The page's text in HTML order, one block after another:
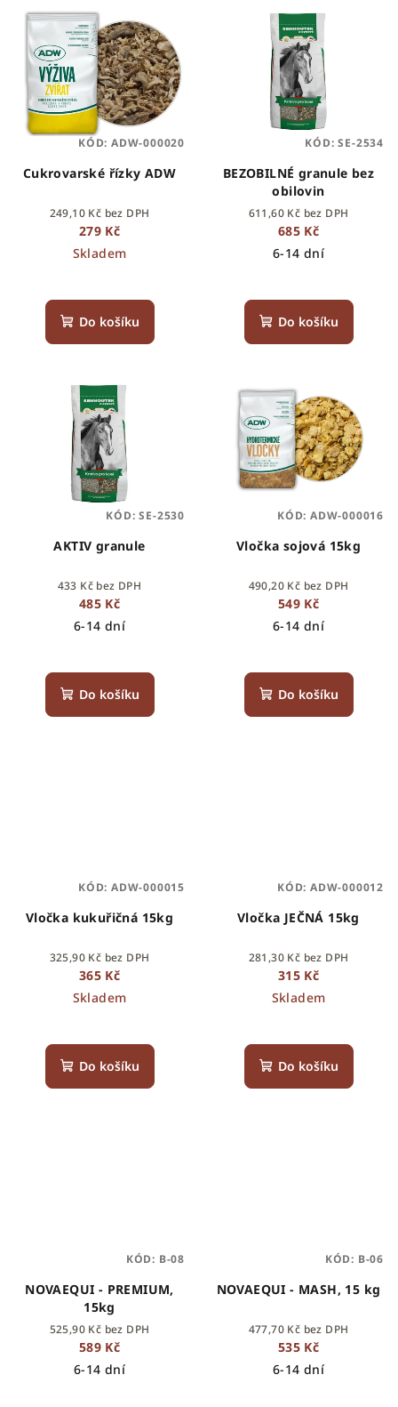
Cukrovarské řízky ADW
249,10 Kč bez DPH
279 Kč
Skladem
Do košíku
KÓD: ADW-000020
BEZOBILNÉ granule bez
obilovin
611,60 Kč bez DPH
685 Kč
6-14 dní
Do košíku
KÓD:SE-2534
AKTIV granule
433 Kč bez DPH
485 Kč
6-14 dní
Do košíku
KÓD:SE-2530
Vločka sojová 15kg
490,20 Kč bez DPH
549 Kč
6-14 dní
Do košíku
KÓD: ADW-000016
Vločka kukuřičná 15kg
325,90 Kč bez DPH
365 Kč
Skladem
Do košíku
KÓD: ADW-000015
Vločka JEČNÁ 15kg
281,30 Kč bez DPH
315 Kč
Skladem
Do košíku
KÓD: ADW-000012
NOVAEQUI - PREMIUM,
15kg
525,90 Kč bez DPH
589 Kč
6-14 dní
KÓD: B-08
NOVAEQUI - MASH, 15 kg
477,70 Kč bez DPH
535 Kč
6-14 dní
KÓD: B-06